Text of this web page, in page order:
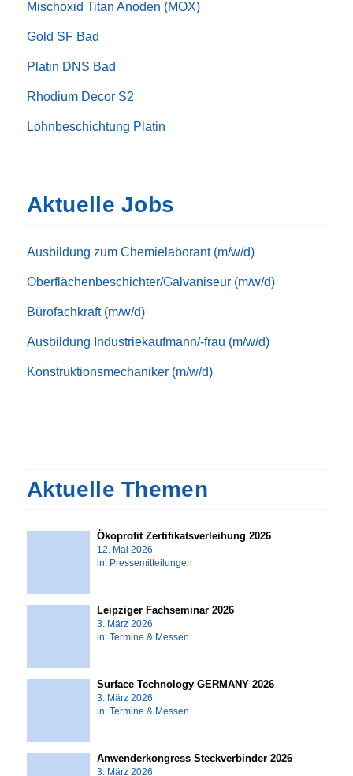
Mischoxid Titan Anoden (MOX)
Gold SF Bad
Platin DNS Bad
Rhodium Decor S2
Lohnbeschichtung Platin
Aktuelle Jobs
Ausbildung zum Chemielaborant (m/w/d)
Oberflächenbeschichter/Galvaniseur (m/w/d)
Bürofachkraft (m/w/d)
Ausbildung Industriekaufmann/-frau (m/w/d)
Konstruktionsmechaniker (m/w/d)
Aktuelle Themen
Ökoprofit Zertifikatsverleihung 2026
12. Mai 2026
in: Pressemitteilungen
Leipziger Fachseminar 2026
3. März 2026
in: Termine & Messen
Surface Technology GERMANY 2026
3. März 2026
in: Termine & Messen
Anwenderkongress Steckverbinder 2026
3. März 2026